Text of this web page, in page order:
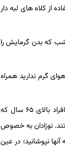
از کلاه‌ های لبه دار
شب که بدن گرمایش را
گرم ندارید همراه
افرادی که بیش از همه به گرمای هوا و نور تند آفتاب حساسند، شامل کودکان زیر چهارسال و افراد بالای ۶۵ سال که
نوزادان به خصوص
نپوشانید؛ در عین